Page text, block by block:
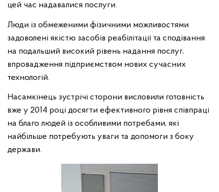
цей час надавалися послуги.
Люди із обмеженими фізичними можливостями
задоволені якістю засобів реабілітації та сподівання
на подальший високий рівень надання послуг,
впровадження підприємством нових сучасних
технологій.
Насамкінець зустрічі сторони висловили готовність
вже у 2014 році досягти ефективного рівня співпраці
на благо людей із особливими потребами, які
найбільше потребують уваги та допомоги з боку
держави.